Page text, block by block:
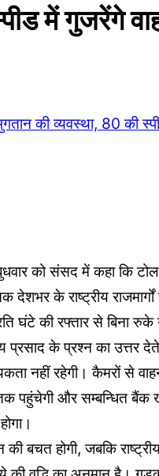
में गुजरेंगे
को संसद में कहा कि
के राष्ट्रीय राजमार्गों
घंटे की रफ्तार से बिना
प्रसाद के प्रश्न का उत्तर
नहीं रहेगी। कैमरों से
तक पहुंचेगी और सम्बन्धित
होगी, जबकि राष्ट्रीय